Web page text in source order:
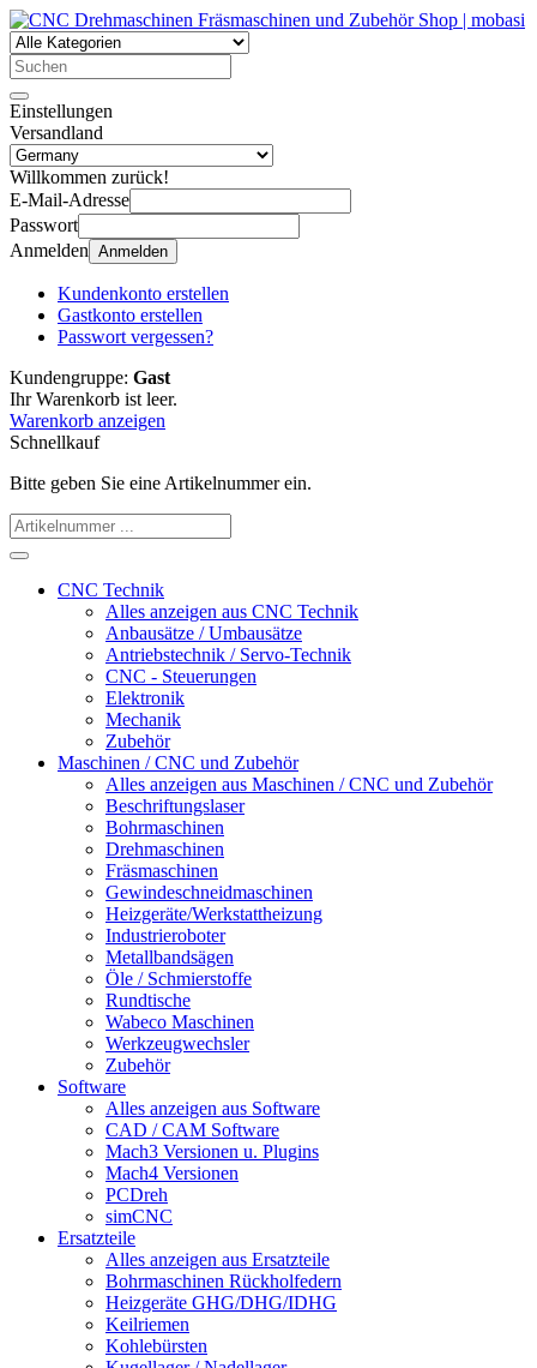
Einstellungen
Versandland
Willkommen zurück!
E-Mail-Adresse
Passwort
Anmelden Anmelden
Kundenkonto erstellen
Gastkonto erstellen
Passwort vergessen?
Kundengruppe: Gast
Ihr Warenkorb ist leer.
Warenkorb anzeigen
Schnellkauf
Bitte geben Sie eine Artikelnummer ein.
CNC Technik
Alles anzeigen aus CNC Technik
Anbausätze / Umbausätze
Antriebstechnik / Servo-Technik
CNC - Steuerungen
Elektronik
Mechanik
Zubehör
Maschinen / CNC und Zubehör
Alles anzeigen aus Maschinen / CNC und Zubehör
Beschriftungslaser
Bohrmaschinen
Drehmaschinen
Fräsmaschinen
Gewindeschneidmaschinen
Heizgeräte/Werkstattheizung
Industrieroboter
Metallbandsägen
Öle / Schmierstoffe
Rundtische
Wabeco Maschinen
Werkzeugwechsler
Zubehör
Software
Alles anzeigen aus Software
CAD / CAM Software
Mach3 Versionen u. Plugins
Mach4 Versionen
PCDreh
simCNC
Ersatzteile
Alles anzeigen aus Ersatzteile
Bohrmaschinen Rückholfedern
Heizgeräte GHG/DHG/IDHG
Keilriemen
Kohlebürsten